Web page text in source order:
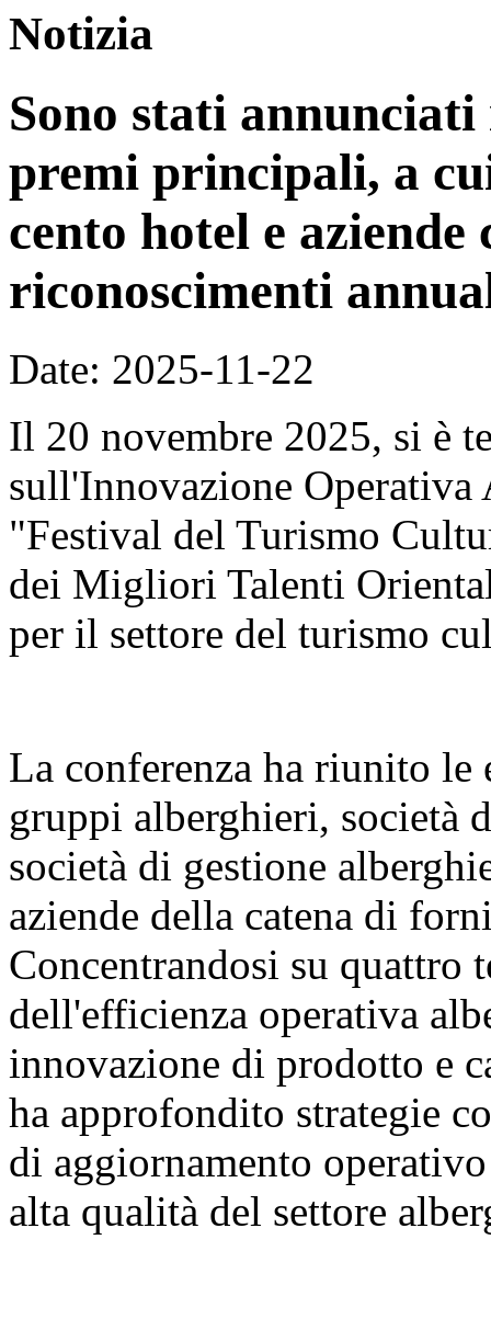
Notizia
Sono stati
premi principali, a
cento hotel e
riconoscimenti
Date: 2025-11-22
Il 20 novembre 2025, si è
sull'Innovazione
"Festival del Turismo
dei Migliori Talenti
per il settore del turismo
La conferenza ha riunito
gruppi alberghieri, società
società di gestione
aziende della catena di
Concentrandosi su
dell'efficienza operativa
innovazione di prodotto e
ha approfondito strategie
di aggiornamento
alta qualità del settore